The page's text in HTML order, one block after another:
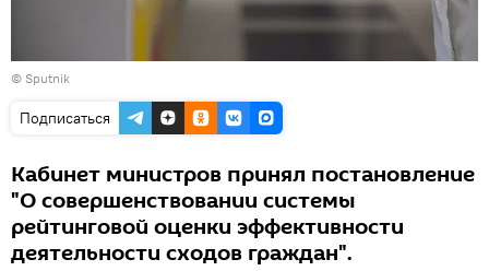
© Sputnik
Подписаться
Кабинет министров принял постановление
"О совершенствовании системы
рейтинговой оценки эффективности
деятельности сходов граждан".